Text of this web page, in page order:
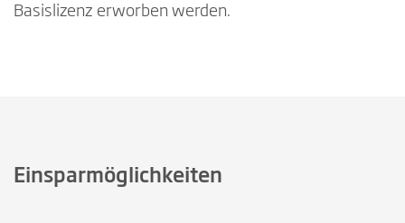
Basislizenz erworben werden.
Einsparmöglichkeiten